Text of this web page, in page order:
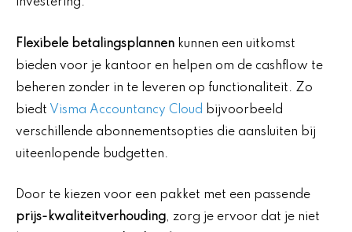
investering.
Flexibele betalingsplannen kunnen een uitkomst
bieden voor je kantoor en helpen om de cashflow te
beheren zonder in te leveren op functionaliteit. Zo
biedt Visma Accountancy Cloud bijvoorbeeld
verschillende abonnementsopties die aansluiten bij
uiteenlopende budgetten.
Door te kiezen voor een pakket met een passende
prijs-kwaliteitverhouding, zorg je ervoor dat je niet